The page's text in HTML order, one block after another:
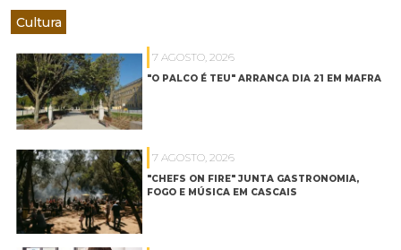
Cultura
7 AGOSTO, 2026
"O PALCO É TEU" ARRANCA DIA 21 EM MAFRA
7 AGOSTO, 2026
"CHEFS ON FIRE" JUNTA GASTRONOMIA,
FOGO E MÚSICA EM CASCAIS